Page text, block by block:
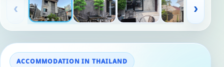
‹ ›
ACCOMMODATION IN THAILAND